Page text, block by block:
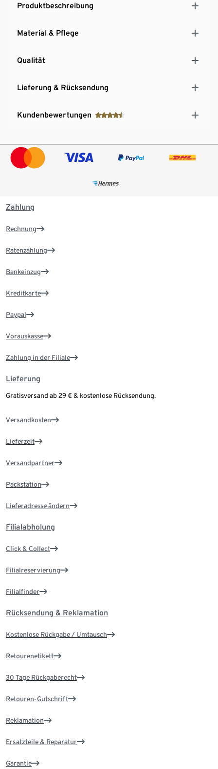
Produktbeschreibung
Material & Pflege
Qualität
Lieferung & Rücksendung
Kundenbewertungen
Zahlung
Rechnung
Ratenzahlung
Bankeinzug
Kreditkarte
Paypal
Vorauskasse
Zahlung in der Filiale
Lieferung
Gratisversand ab 29 € & kostenlose Rücksendung.
Versandkosten
Lieferzeit
Versandpartner
Packstation
Lieferadresse ändern
Filialabholung
Click & Collect
Filialreservierung
Filialfinder
Rücksendung & Reklamation
Kostenlose Rückgabe / Umtausch
Retourenetikett
30 Tage Rückgaberecht
Retouren-Gutschrift
Reklamation
Ersatzteile & Reparatur
Garantie